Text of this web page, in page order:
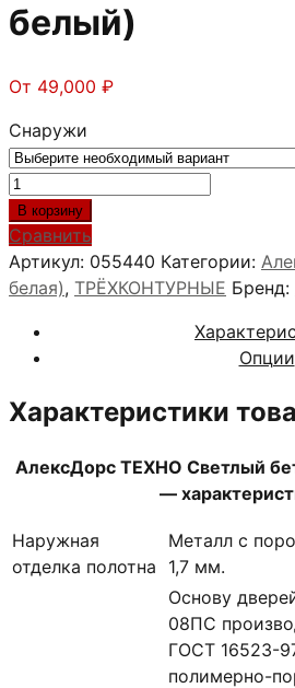
белый)
От 49,000 ₽
Снаружи
Количество
товара
АлексДорс
ТЕХНО
Светлый
(снежно-
белый)
В корзину
Сравнить
Артикул: 055440 Категории:
белая), ТРЁХКОНТУРНЫЕ Бренд:
Опции
Характеристики
АлексДорс ТЕХНО Светлый
—
Наружная
отделка полотна
Металл с
1,7 мм.
Основу
08ПС
ГОСТ 16523-
полимерно-